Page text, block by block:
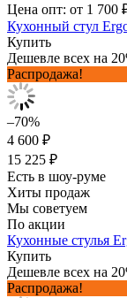
Цена опт: от 1 700
Кухонный стул
Купить
Дешевле всех на
Распродажа!
–70%
4 600 ₽
15 225 ₽
Есть в шоу-руме
Хиты продаж
Мы советуем
По акции
Кухонные стулья
Купить
Дешевле всех на
Распродажа!